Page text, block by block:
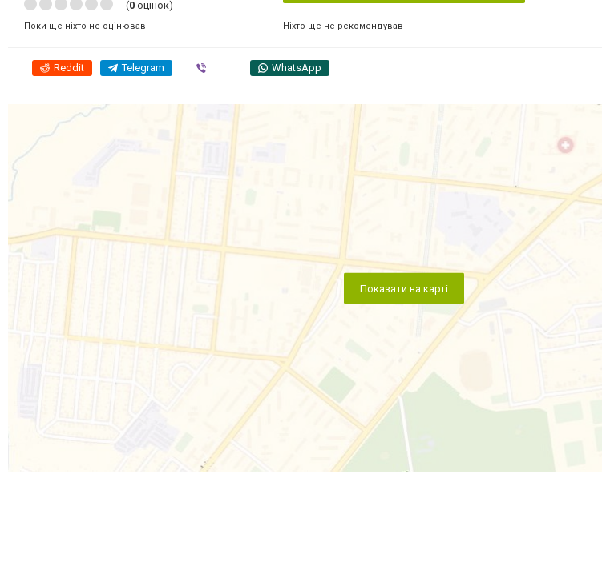
(0 оцінок)
Поки ще ніхто не оцінював Ніхто ще не рекомендував
Reddit Telegram WhatsApp
Показати на карті